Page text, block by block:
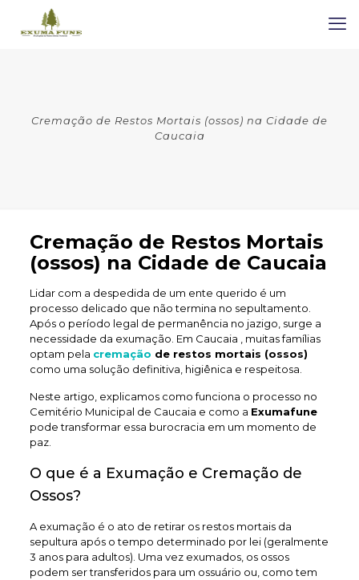
Cremação de Restos Mortais (ossos) na Cidade de
Caucaia
Cremação de Restos Mortais
(ossos) na Cidade de Caucaia
Lidar com a despedida de um ente querido é um
processo delicado que não termina no sepultamento.
Após o período legal de permanência no jazigo, surge a
necessidade da exumação. Em Caucaia , muitas famílias
optam pela cremação de restos mortais (ossos)
como uma solução definitiva, higiênica e respeitosa.
Neste artigo, explicamos como funciona o processo no
Cemitério Municipal de Caucaia e como a Exumafune
pode transformar essa burocracia em um momento de
paz.
O que é a Exumação e Cremação de
Ossos?
A exumação é o ato de retirar os restos mortais da
sepultura após o tempo determinado por lei (geralmente
3 anos para adultos). Uma vez exumados, os ossos
podem ser transferidos para um ossuário ou, como tem